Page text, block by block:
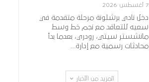
7 أغسطس 2026
دخل نادي برشلونة مرحلة متقدمة في
سعيه للتعاقد مع نجم خط وسط
مانشستر سيتي، رودري، بعدما بدأ
محادثات رسمية مع إدارة…
المزيد من الأخبار